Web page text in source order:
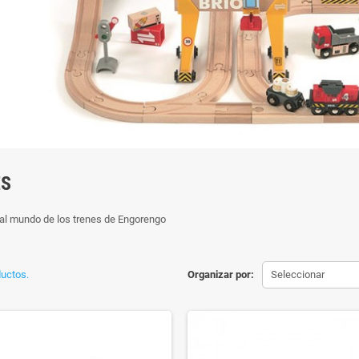
mundo de los trenes de Engorengo
Organizar por: Seleccionar